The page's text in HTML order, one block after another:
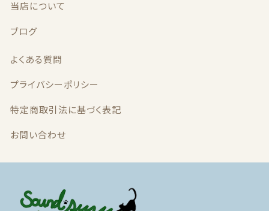
当店について
ブログ
よくある質問
プライバシーポリシー
特定商取引法に基づく表記
お問い合わせ
注文履歴
ご利用ガイド
当店について